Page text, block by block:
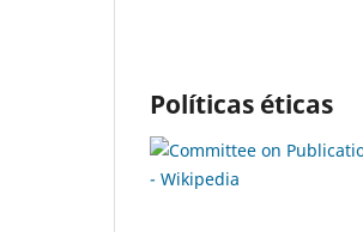
Políticas éticas